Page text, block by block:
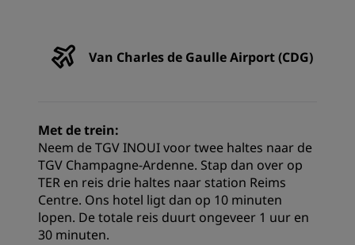
Van Charles de Gaulle Airport (CDG)
Met de trein:
Neem de TGV INOUI voor twee haltes naar de
TGV Champagne-Ardenne. Stap dan over op
TER en reis drie haltes naar station Reims
Centre. Ons hotel ligt dan op 10 minuten
lopen. De totale reis duurt ongeveer 1 uur en
30 minuten.